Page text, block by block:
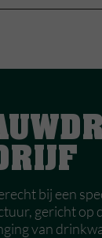
bij een
gericht op
van